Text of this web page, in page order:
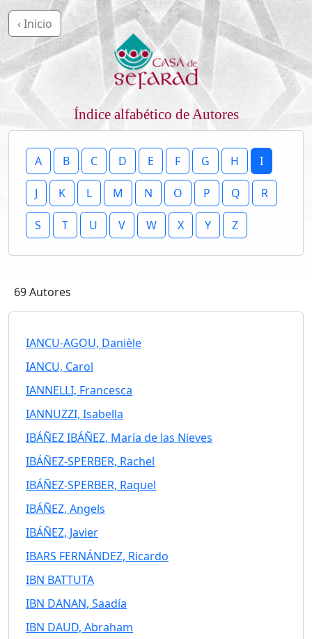
‹ Inicio
Índice alfabético de Autores
A B C D E F G H I
J K L M N O P Q R
S T U V W X Y Z
69 Autores
IANCU-AGOU, Danièle
IANCU, Carol
IANNELLI, Francesca
IANNUZZI, Isabella
IBÁÑEZ IBÁÑEZ, María de las Nieves
IBÁÑEZ-SPERBER, Rachel
IBÁÑEZ-SPERBER, Raquel
IBÁÑEZ, Angels
IBÁÑEZ, Javier
IBARS FERNÁNDEZ, Ricardo
IBN BATTUTA
IBN DANAN, Saadía
IBN DAUD, Abraham